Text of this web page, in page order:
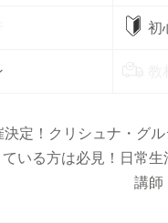
初
定！クリシュナ・グ
ている方は必見！日常
講師